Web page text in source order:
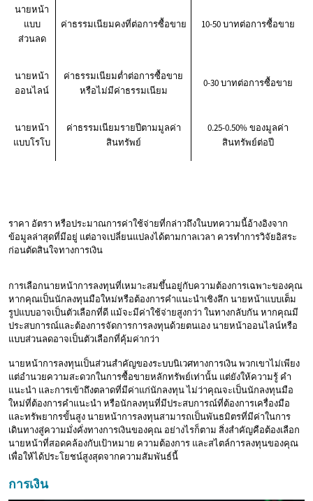
นายหน้า
แบบ
ส่วนลด
ค่าธรรมเนียมคงที่ต่อการซื้อขาย 10-50 บาทต่อการซื้อขาย
นายหน้า
ออนไลน์
ค่าธรรมเนียมต่ำต่อการซื้อขาย
หรือไม่มีค่าธรรมเนียม
0-30 บาทต่อการซื้อขาย
นายหน้า
แบบโรโบ
ค่าธรรมเนียมรายปีตามมูลค่า
สินทรัพย์
0.25-0.50% ของมูลค่า
สินทรัพย์ต่อปี
ราคา อัตรา หรือประมาณการค่าใช้จ่ายที่กล่าวถึงในบทความนี้อ้างอิงจาก
ข้อมูลล่าสุดที่มีอยู่ แต่อาจเปลี่ยนแปลงได้ตามกาลเวลา ควรทำการวิจัยอิสระ
ก่อนตัดสินใจทางการเงิน
การเลือกนายหน้าการลงทุนที่เหมาะสมขึ้นอยู่กับความต้องการเฉพาะของคุณ
หากคุณเป็นนักลงทุนมือใหม่หรือต้องการคำแนะนำเชิงลึก นายหน้าแบบเต็ม
รูปแบบอาจเป็นตัวเลือกที่ดี แม้จะมีค่าใช้จ่ายสูงกว่า ในทางกลับกัน หากคุณมี
ประสบการณ์และต้องการจัดการการลงทุนด้วยตนเอง นายหน้าออนไลน์หรือ
แบบส่วนลดอาจเป็นตัวเลือกที่คุ้มค่ากว่า
นายหน้าการลงทุนเป็นส่วนสำคัญของระบบนิเวศทางการเงิน พวกเขาไม่เพียง
แต่อำนวยความสะดวกในการซื้อขายหลักทรัพย์เท่านั้น แต่ยังให้ความรู้ คำ
แนะนำ และการเข้าถึงตลาดที่มีค่าแก่นักลงทุน ไม่ว่าคุณจะเป็นนักลงทุนมือ
ใหม่ที่ต้องการคำแนะนำ หรือนักลงทุนที่มีประสบการณ์ที่ต้องการเครื่องมือ
และทรัพยากรขั้นสูง นายหน้าการลงทุนสามารถเป็นพันธมิตรที่มีค่าในการ
เดินทางสู่ความมั่งคั่งทางการเงินของคุณ อย่างไรก็ตาม สิ่งสำคัญคือต้องเลือก
นายหน้าที่สอดคล้องกับเป้าหมาย ความต้องการ และสไตล์การลงทุนของคุณ
เพื่อให้ได้ประโยชน์สูงสุดจากความสัมพันธ์นี้
การเงิน